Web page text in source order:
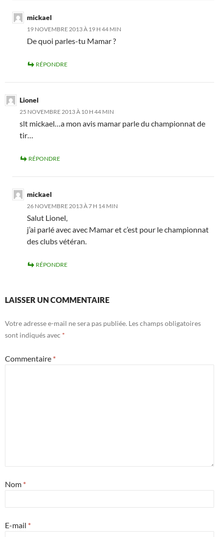
mickael
19 NOVEMBRE 2013 À 19 H 44 MIN
De quoi parles-tu Mamar ?
RÉPONDRE
Lionel
25 NOVEMBRE 2013 À 10 H 44 MIN
slt mickael…a mon avis mamar parle du championnat de
tir…
RÉPONDRE
mickael
26 NOVEMBRE 2013 À 7 H 14 MIN
Salut Lionel,
j’ai parlé avec avec Mamar et c’est pour le championnat
des clubs vétéran.
RÉPONDRE
LAISSER UN COMMENTAIRE
Votre adresse e-mail ne sera pas publiée. Les champs obligatoires
sont indiqués avec *
Commentaire *
Nom *
E-mail *